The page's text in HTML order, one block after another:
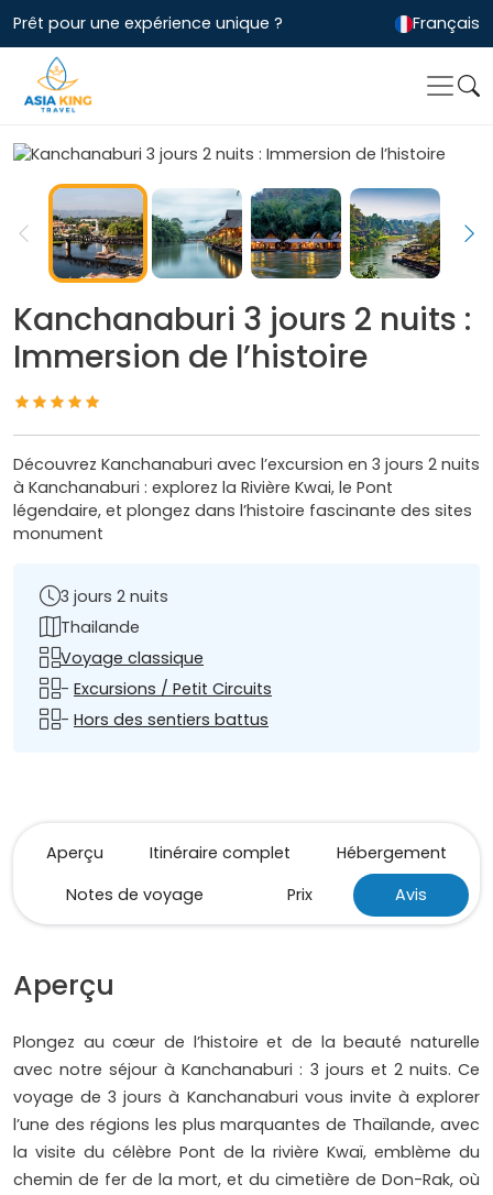
Prêt pour une expérience unique ? Français
Kanchanaburi 3 jours 2 nuits :
Immersion de l’histoire
Découvrez Kanchanaburi avec l’excursion en 3 jours 2 nuits
à Kanchanaburi : explorez la Rivière Kwai, le Pont
légendaire, et plongez dans l’histoire fascinante des sites
monument
3 jours 2 nuits
Thailande
Voyage classique
- Excursions / Petit Circuits
- Hors des sentiers battus
Aperçu Itinéraire complet
Hébergement
Notes de voyage
Prix Avis
Aperçu
Plongez au cœur de l’histoire et de la beauté naturelle
avec notre séjour à Kanchanaburi : 3 jours et 2 nuits. Ce
voyage de 3 jours à Kanchanaburi vous invite à explorer
l’une des régions les plus marquantes de Thaïlande, avec
la visite du célèbre Pont de la rivière Kwaï, emblème du
chemin de fer de la mort, et du cimetière de Don-Rak, où